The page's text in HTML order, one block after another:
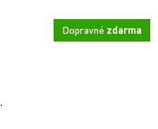
Dopravné zdarma
.